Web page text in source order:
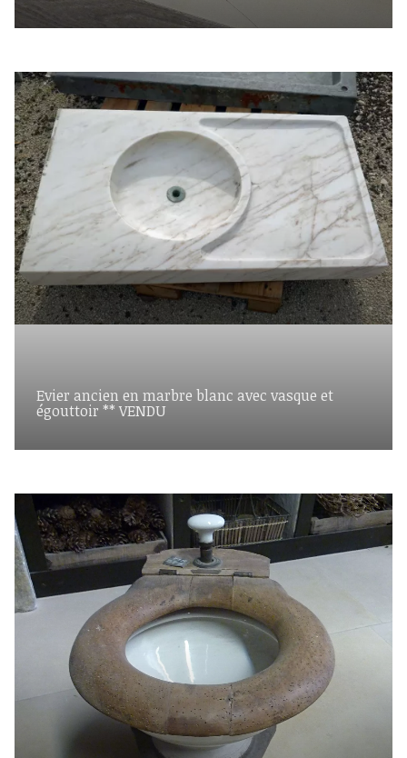
Evier ancien en marbre blanc avec vasque et
égouttoir ** VENDU